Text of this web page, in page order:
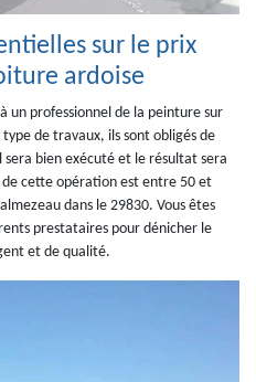
sur le prix
ardoise
un professionnel de la peinture sur
de travaux, ils sont obligés de
bien exécuté et le résultat sera
cette opération est entre 50 et
dans le 29830. Vous êtes
prestataires pour dénicher le
et de qualité.